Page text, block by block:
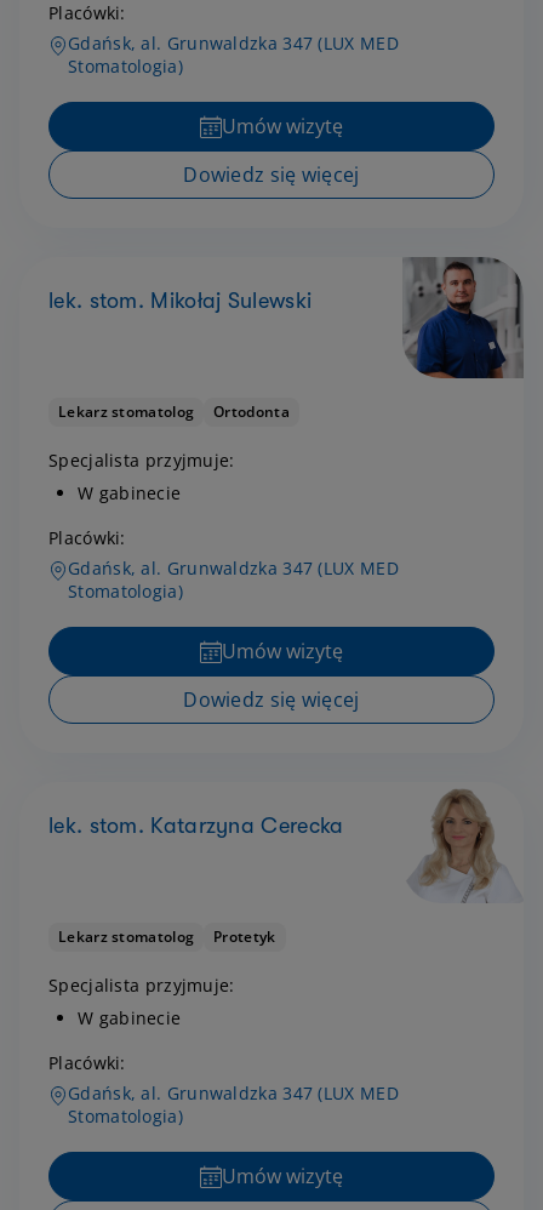
Placówki:
Gdańsk, al. Grunwaldzka 347 (LUX MED
Stomatologia)
Umów wizytę
Dowiedz się więcej
lek. stom. Mikołaj Sulewski
Lekarz stomatolog Ortodonta
Specjalista przyjmuje:
W gabinecie
Placówki:
Gdańsk, al. Grunwaldzka 347 (LUX MED
Stomatologia)
Umów wizytę
Dowiedz się więcej
lek. stom. Katarzyna Cerecka
Lekarz stomatolog Protetyk
Specjalista przyjmuje:
W gabinecie
Placówki:
Gdańsk, al. Grunwaldzka 347 (LUX MED
Stomatologia)
Umów wizytę